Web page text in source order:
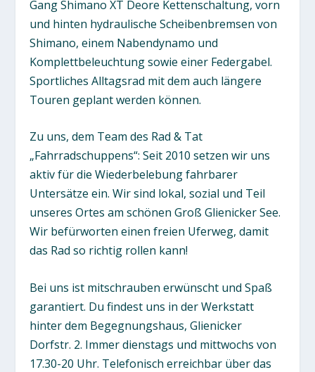
Gang Shimano XT Deore Kettenschaltung, vorn
und hinten hydraulische Scheibenbremsen von
Shimano, einem Nabendynamo und
Komplettbeleuchtung sowie einer Federgabel.
Sportliches Alltagsrad mit dem auch längere
Touren geplant werden können.
Zu uns, dem Team des Rad & Tat
„Fahrradschuppens“: Seit 2010 setzen wir uns
aktiv für die Wiederbelebung fahrbarer
Untersätze ein. Wir sind lokal, sozial und Teil
unseres Ortes am schönen Groß Glienicker See.
Wir befürworten einen freien Uferweg, damit
das Rad so richtig rollen kann!
Bei uns ist mitschrauben erwünscht und Spaß
garantiert. Du findest uns in der Werkstatt
hinter dem Begegnungshaus, Glienicker
Dorfstr. 2. Immer dienstags und mittwochs von
17.30-20 Uhr. Telefonisch erreichbar über das